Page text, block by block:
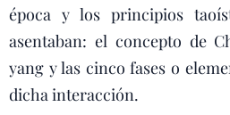
época y los principios
asentaban: el concepto de
yang y las cinco fases o
dicha interacción.